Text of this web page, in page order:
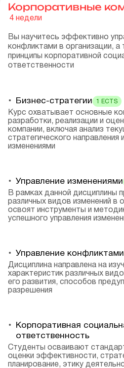
Корпоративные
4 недели
Вы научитесь эффективно
конфликтами в организации,
принципы корпоративной
ответственности
Бизнес-стратегии 1 ECTS
Курс охватывает основные
разработки, реализации и
компании, включая анализ
стратегического направления
изменениями
Управление изменениями
В рамках данной дисциплины
различных видов изменений в
освоят инструменты и
успешного управления
Управление конфликтами
Дисциплина направлена на
характеристик различных
его развития, способов
разрешения
Корпоративная
ответственность
Студенты осваивают
оценки эффективности,
планирование, этику